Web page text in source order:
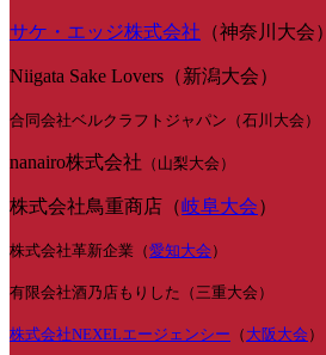
サケ・エッジ株式会社 （神奈川大会）
Niigata Sake Lovers（新潟大会）
合同会社ベルクラフトジャパン（石川大会）
nanairo株式会社 （山梨大会）
株式会社鳥重商店（岐阜大会）
株式会社革新企業（愛知大会 ）
有限会社酒乃店もりした（三重大会）
株式会社NEXELエージェンシー （ 大阪大会 ）